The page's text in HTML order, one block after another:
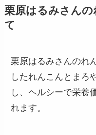
栗原はるみさん
て
栗原はるみさんのれ
したれんこんとまろ
し、ヘルシーで栄養
れます。